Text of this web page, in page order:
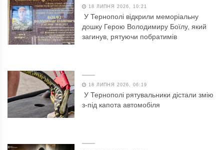
18 ЛИПНЯ 2026, 10:21
У Тернополі відкрили меморіальну
дошку Герою Володимиру Боїлу, який
загинув, рятуючи побратимів
18 ЛИПНЯ 2026, 06:19
У Тернополі рятувальники дістали змію
з-під капота автомобіля